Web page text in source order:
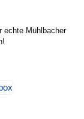
echte Mühlbacher